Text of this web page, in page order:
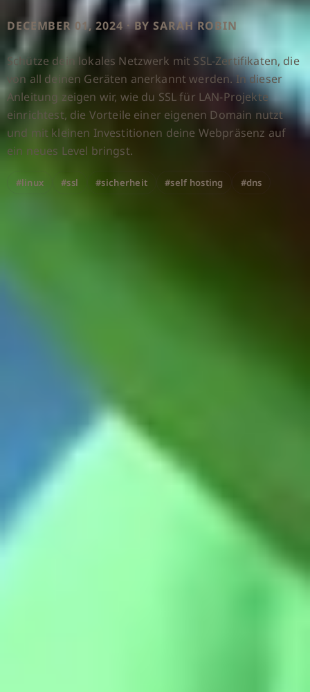
DECEMBER 01, 2024 · BY SARAH ROBIN
Schütze dein lokales Netzwerk mit SSL-Zertifikaten, die
von all deinen Geräten anerkannt werden. In dieser
Anleitung zeigen wir, wie du SSL für LAN-Projekte
einrichtest, die Vorteile einer eigenen Domain nutzt
und mit kleinen Investitionen deine Webpräsenz auf
ein neues Level bringst.
#linux #ssl #sicherheit #self hosting #dns